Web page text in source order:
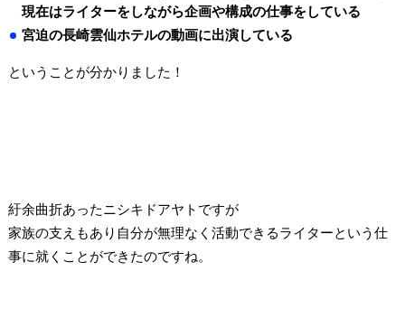
現在はライターをしながら企画や構成の仕事をしている
宮迫の長崎雲仙ホテルの動画に出演している
ということが分かりました！
紆余曲折あったニシキドアヤトですが
家族の支えもあり自分が無理なく活動できるライターという仕
事に就くことができたのですね。